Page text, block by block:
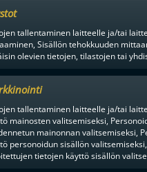
tallentaminen laitteelle ja/tai
Sisällön tehokkuuden
olevien tietojen, tilastojen tai
tallentaminen laitteelle ja/tai
mainosten valitsemiseksi,
mainonnan valitsemiseksi,
personoidun sisällön
tietojen käyttö sisällön
PORISSA, HUIPPUPELEJÄ
– F-LIIGAN PRESEASON
TUHDIN KATTAUKSEN